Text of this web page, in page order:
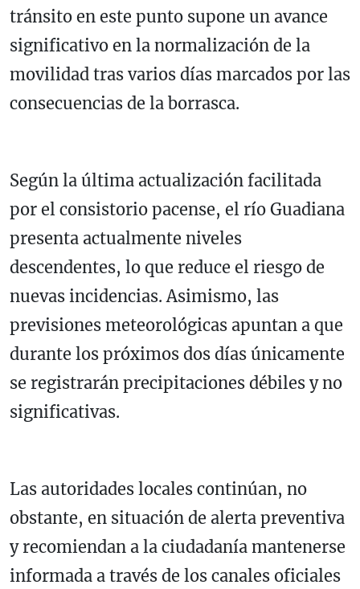
tránsito en este punto supone un avance
significativo en la normalización de la
movilidad tras varios días marcados por las
consecuencias de la borrasca.
Según la última actualización facilitada
por el consistorio pacense, el río Guadiana
presenta actualmente niveles
descendentes, lo que reduce el riesgo de
nuevas incidencias. Asimismo, las
previsiones meteorológicas apuntan a que
durante los próximos dos días únicamente
se registrarán precipitaciones débiles y no
significativas.
Las autoridades locales continúan, no
obstante, en situación de alerta preventiva
y recomiendan a la ciudadanía mantenerse
informada a través de los canales oficiales